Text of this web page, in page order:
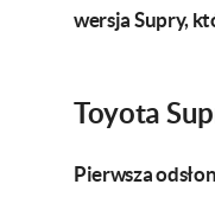
wersja Supry,
Toyota
Pierwsza